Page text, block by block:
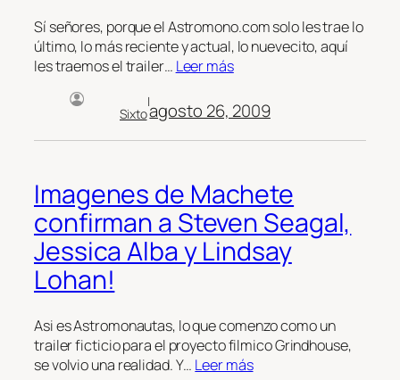
Sí señores, porque el Astromono.com solo les trae lo
último, lo más reciente y actual, lo nuevecito, aquí
les traemos el trailer… Leer más
Sixto
|agosto 26, 2009
Imagenes de Machete
confirman a Steven Seagal,
Jessica Alba y Lindsay
Lohan!
Asi es Astromonautas, lo que comenzo como un
trailer ficticio para el proyecto filmico Grindhouse,
se volvio una realidad. Y… Leer más